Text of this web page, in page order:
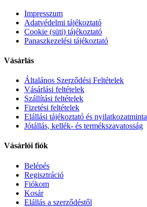
Impresszum
Adatvédelmi tájékoztató
Cookie (süti) tájékoztató
Panaszkezelési tájékoztató
Vásárlás
Általános Szerződési Feltételek
Vásárlási feltételek
Szállítási feltételek
Fizetési feltételek
Elállási tájékoztató és nyilatkozatminta
Jótállás, kellék- és termékszavatosság
Vásárlói fiók
Belépés
Regisztráció
Fiókom
Kosár
Elállás a szerződéstől